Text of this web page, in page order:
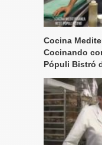
Cocina
Cocinando
Pópuli Bistró